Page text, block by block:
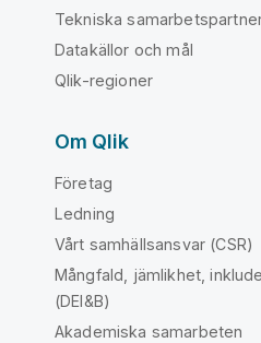
Tekniska
Datakällor och mål
Qlik-regioner
Om Qlik
Företag
Ledning
Vårt samhällsansvar (CSR)
Mångfald, jämlikhet,
(DEI&B)
Akademiska samarbeten